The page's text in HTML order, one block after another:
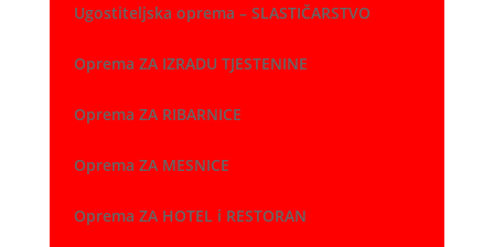
Ugostiteljska oprema – SLASTIČARSTVO
Oprema ZA IZRADU TJESTENINE
Oprema ZA RIBARNICE
Oprema ZA MESNICE
Oprema ZA HOTEL i RESTORAN